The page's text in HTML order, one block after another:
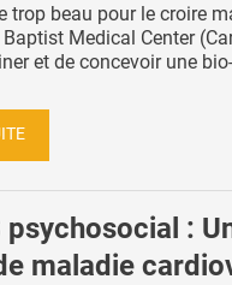
trop beau pour le croire
Medical Center
et de concevoir une
psychosocial :
maladie